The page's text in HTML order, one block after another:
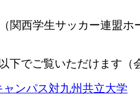
（関西学生サッカー連盟ホ
下でご覧いただけます（
ンパス対九州共立大学